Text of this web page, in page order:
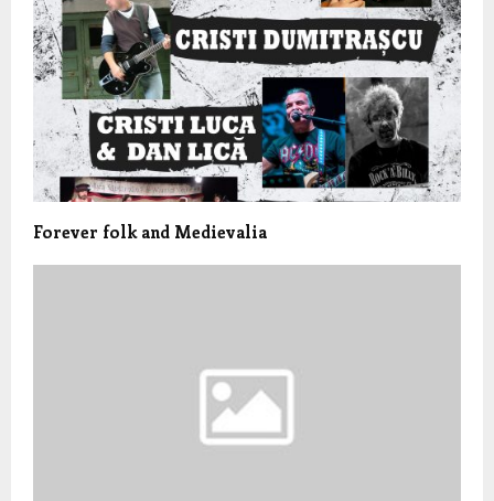
Forever folk and Medievalia